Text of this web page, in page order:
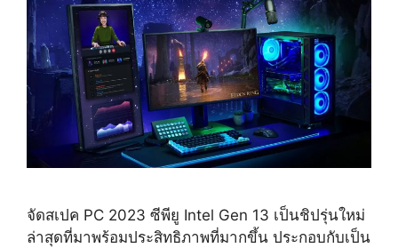
จัดสเปค PC 2023 ซีพียู Intel Gen 13 เป็นชิปรุ่นใหม่
ล่าสุดที่มาพร้อมประสิทธิภาพที่มากขึ้น ประกอบกับเป็น